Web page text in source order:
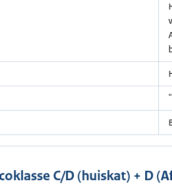
C/D (huiskat) + D